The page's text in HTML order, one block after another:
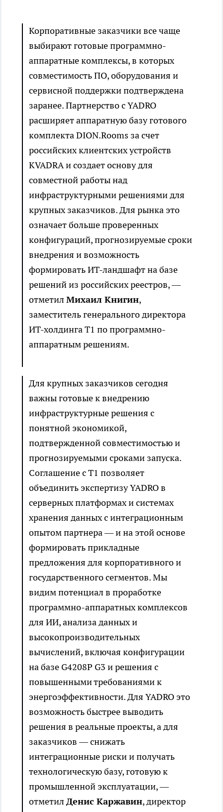
Корпоративные заказчики все чаще
выбирают готовые программно-
аппаратные комплексы, в которых
совместимость ПО, оборудования и
сервисной поддержки подтверждена
заранее. Партнерство с YADRO
расширяет аппаратную базу готового
комплекта DION.Rooms за счет
российских клиентских устройств
KVADRA и создает основу для
совместной работы над
инфраструктурными решениями для
крупных заказчиков. Для рынка это
означает больше проверенных
конфигураций, прогнозируемые сроки
внедрения и возможность
формировать ИТ-ландшафт на базе
решений из российских реестров, —
отметил Михаил Книгин,
заместитель генерального директора
ИТ-холдинга Т1 по программно-
аппаратным решениям.
Для крупных заказчиков сегодня
важны готовые к внедрению
инфраструктурные решения с
понятной экономикой,
подтвержденной совместимостью и
прогнозируемыми сроками запуска.
Соглашение с Т1 позволяет
объединить экспертизу YADRO в
серверных платформах и системах
хранения данных с интеграционным
опытом партнера — и на этой основе
формировать прикладные
предложения для корпоративного и
государственного сегментов. Мы
видим потенциал в проработке
программно-аппаратных комплексов
для ИИ, анализа данных и
высокопроизводительных
вычислений, включая конфигурации
на базе G4208P G3 и решения с
повышенными требованиями к
энергоэффективности. Для YADRO это
возможность быстрее выводить
решения в реальные проекты, а для
заказчиков — снижать
интеграционные риски и получать
технологическую базу, готовую к
промышленной эксплуатации, —
отметил Денис Каржавин, директор